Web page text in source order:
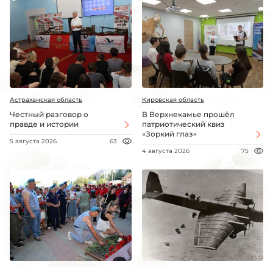
Астраханская область
Честный разговор о
правде и истории
5 августа 2026 63
Кировская область
В Верхнекамье прошёл
патриотический квиз
«Зоркий глаз»
4 августа 2026 75